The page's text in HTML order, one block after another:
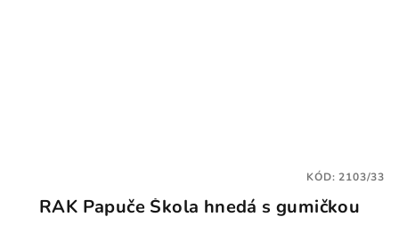
RAK Papuče Škola hnedá s gumičkou
KÓD:2103/33